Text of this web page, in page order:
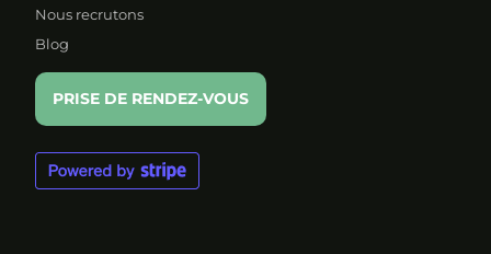
Nous recrutons
Blog
PRISE DE RENDEZ-VOUS